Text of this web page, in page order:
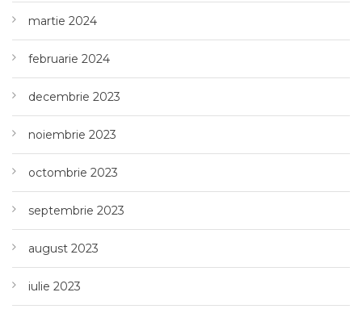
martie 2024
februarie 2024
decembrie 2023
noiembrie 2023
octombrie 2023
septembrie 2023
august 2023
iulie 2023